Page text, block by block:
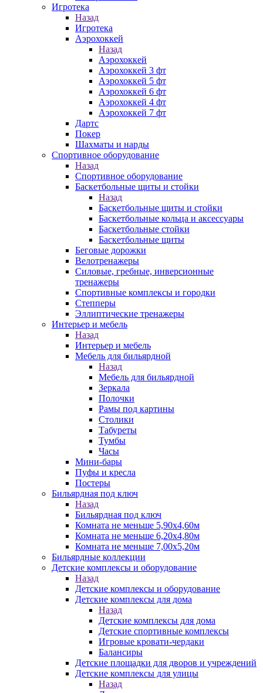
Игротека
Назад
Игротека
Аэрохоккей
Назад
Аэрохоккей
Аэрохоккей 3 фт
Аэрохоккей 5 фт
Аэрохоккей 6 фт
Аэрохоккей 4 фт
Аэрохоккей 7 фт
Дартс
Покер
Шахматы и нарды
Спортивное оборудование
Назад
Спортивное оборудование
Баскетбольные щиты и стойки
Назад
Баскетбольные щиты и стойки
Баскетбольные кольца и аксессуары
Баскетбольные стойки
Баскетбольные щиты
Беговые дорожки
Велотренажеры
Силовые, гребные, инверсионные
тренажеры
Спортивные комплексы и городки
Степперы
Эллиптические тренажеры
Интерьер и мебель
Назад
Интерьер и мебель
Мебель для бильярдной
Назад
Мебель для бильярдной
Зеркала
Полочки
Рамы под картины
Столики
Табуреты
Тумбы
Часы
Мини-бары
Пуфы и кресла
Постеры
Бильярдная под ключ
Назад
Бильярдная под ключ
Комната не меньше 5,90х4,60м
Комната не меньше 6,20х4,80м
Комната не меньше 7,00х5,20м
Бильярдные коллекции
Детские комплексы и оборудование
Назад
Детские комплексы и оборудование
Детские комплексы для дома
Назад
Детские комплексы для дома
Детские спортивные комплексы
Игровые кровати-чердаки
Балансиры
Детские площадки для дворов и учреждений
Детские комплексы для улицы
Назад